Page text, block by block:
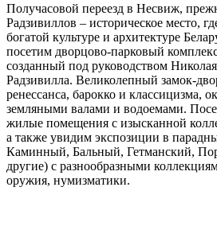
Получасовой переезд в Несвиж,
Радзивиллов – историческое место,
богатой культуре и архитектуре
посетим дворцово-парковый
созданный под руководством
Радзивилла. Великолепный замок-
ренессанса, барокко и классицизма,
земляными валами и водоемами.
жилые помещения с изысканной
а также увидим экспозиции в
Каминный, Бальный, Гетманский,
другие) с разнообразными
оружия, нумизматики.